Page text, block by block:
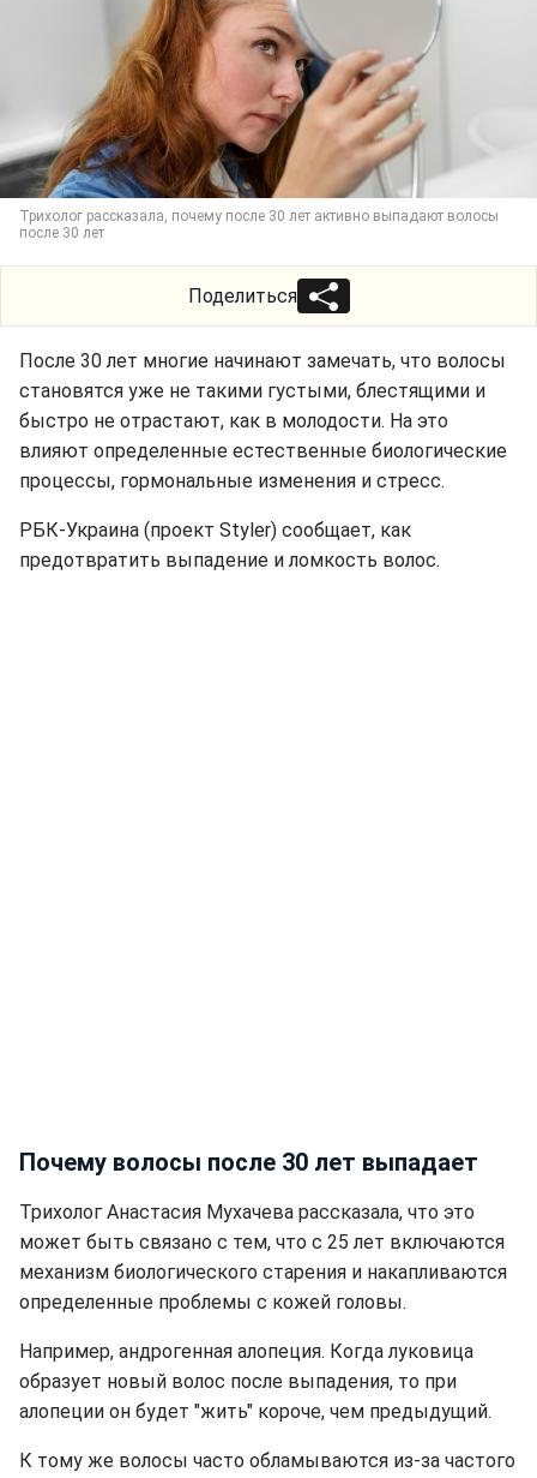
Трихолог рассказала, почему после 30 лет активно выпадают волосы
после 30 лет
Поделиться
После 30 лет многие начинают замечать, что волосы
становятся уже не такими густыми, блестящими и
быстро не отрастают, как в молодости. На это
влияют определенные естественные биологические
процессы, гормональные изменения и стресс.
РБК-Украина (проект Styler) сообщает, как
предотвратить выпадение и ломкость волос.
Почему волосы после 30 лет выпадает
Трихолог Анастасия Мухачева рассказала, что это
может быть связано с тем, что с 25 лет включаются
механизм биологического старения и накапливаются
определенные проблемы с кожей головы.
Например, андрогенная алопеция. Когда луковица
образует новый волос после выпадения, то при
алопеции он будет "жить" короче, чем предыдущий.
К тому же волосы часто обламываются из-за частого